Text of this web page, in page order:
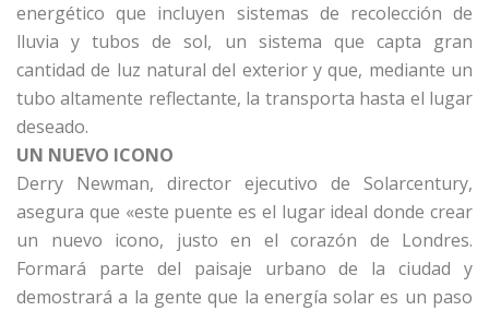
energético que incluyen sistemas de recolección de
lluvia y tubos de sol, un sistema que capta gran
cantidad de luz natural del exterior y que, mediante un
tubo altamente reflectante, la transporta hasta el lugar
deseado.
UN NUEVO ICONO
Derry Newman, director ejecutivo de Solarcentury,
asegura que «este puente es el lugar ideal donde crear
un nuevo icono, justo en el corazón de Londres.
Formará parte del paisaje urbano de la ciudad y
demostrará a la gente que la energía solar es un paso